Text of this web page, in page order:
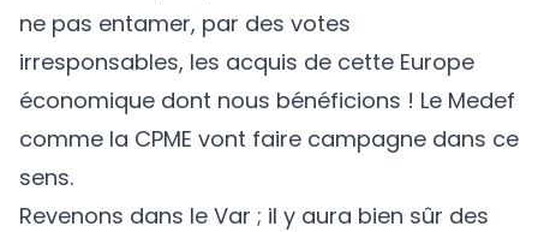
ne pas entamer, par des votes
irresponsables, les acquis de cette Europe
économique dont nous bénéficions ! Le Medef
comme la CPME vont faire campagne dans ce
sens.
Revenons dans le Var ; il y aura bien sûr des